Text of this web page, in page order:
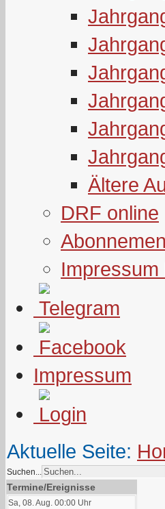
Ältere
DRF online
Impressum
Impressum
Aktuelle Seite:
Suchen...
Termine/Ereignisse
Sa, 08. Aug. 00:00 Uhr